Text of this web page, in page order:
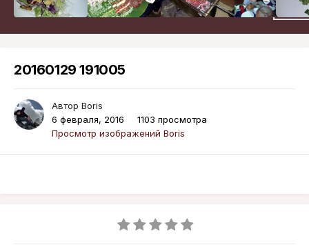
20160129 191005
Автор Boris
6 февраля, 2016
1103 просмотра
Просмотр изображений Boris